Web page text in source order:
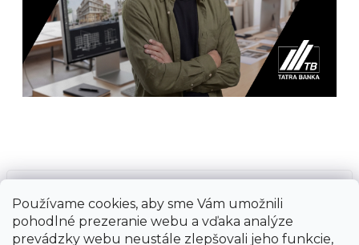
Používame cookies, aby sme Vám umožnili
pohodlné prezeranie webu a vďaka analýze
prevádzky webu neustále zlepšovali jeho funkcie,